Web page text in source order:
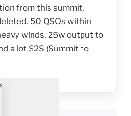
from this summit,
50 QSOs within
winds, 25w output to
a lot S2S (Summit to